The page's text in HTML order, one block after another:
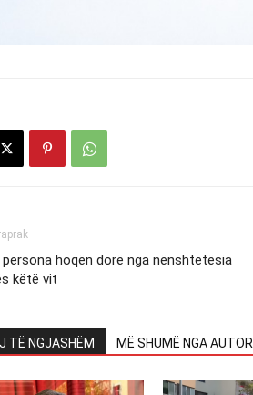
persona hoqën dorë nga nënshtetësia
këtë vit
TË NGJASHËM MË SHUMË NGA AUTORI